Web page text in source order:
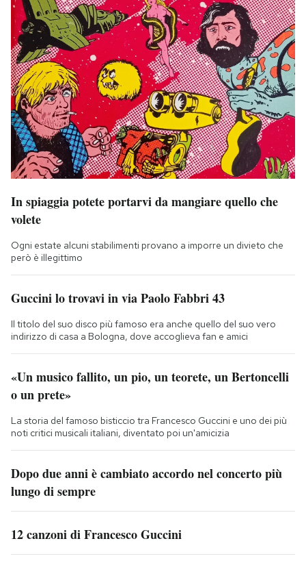
In spiaggia potete portarvi da mangiare quello che
volete
Ogni estate alcuni stabilimenti provano a imporre un divieto che
però è illegittimo
Guccini lo trovavi in via Paolo Fabbri 43
Il titolo del suo disco più famoso era anche quello del suo vero
indirizzo di casa a Bologna, dove accoglieva fan e amici
«Un musico fallito, un pio, un teorete, un Bertoncelli
o un prete»
La storia del famoso bisticcio tra Francesco Guccini e uno dei più
noti critici musicali italiani, diventato poi un'amicizia
Dopo due anni è cambiato accordo nel concerto più
lungo di sempre
12 canzoni di Francesco Guccini